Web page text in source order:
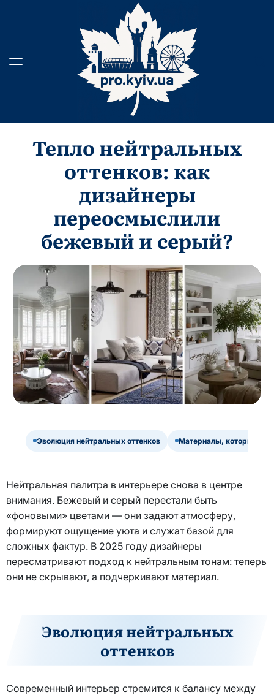
Тепло нейтральных
оттенков: как
дизайнеры
переосмыслили
бежевый и серый?
Эволюция нейтральных оттенков Материалы, которые
Нейтральная палитра в интерьере снова в центре
внимания. Бежевый и серый перестали быть
«фоновыми» цветами — они задают атмосферу,
формируют ощущение уюта и служат базой для
сложных фактур. В 2025 году дизайнеры
пересматривают подход к нейтральным тонам: теперь
они не скрывают, а подчеркивают материал.
Эволюция нейтральных
оттенков
Современный интерьер стремится к балансу между